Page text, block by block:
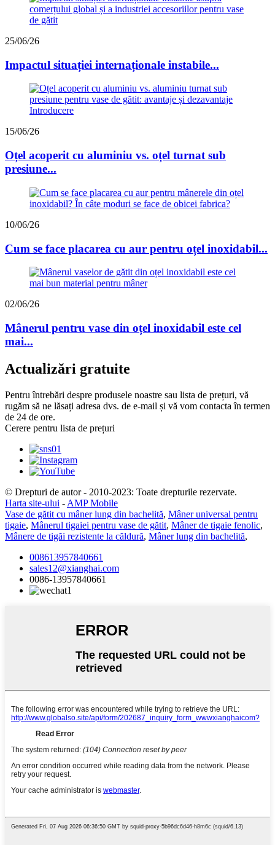
25/06/26
Impactul situației internaționale instabile...
15/06/26
Oțel acoperit cu aluminiu vs. oțel turnat sub
presiune...
10/06/26
Cum se face placarea cu aur pentru oțel inoxidabil...
02/06/26
Mânerul pentru vase din oțel inoxidabil este cel
mai...
Actualizări gratuite
Pentru întrebări despre produsele noastre sau lista de prețuri, vă
rugăm să ne lăsați adresa dvs. de e-mail și vă vom contacta în termen
de 24 de ore.
Cerere pentru lista de prețuri
© Drepturi de autor - 2010-2023: Toate drepturile rezervate.
Harta site-ului - AMP Mobile
Vase de gătit cu mâner lung din bachelită, Mâner universal pentru
tigaie, Mânerul tigaiei pentru vase de gătit, Mâner de tigaie fenolic,
Mânere de tigăi rezistente la căldură, Mâner lung din bachelită,
008613957840661
sales12@xianghai.com
0086-13957840661